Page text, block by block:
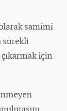
samimi
sürekli
için